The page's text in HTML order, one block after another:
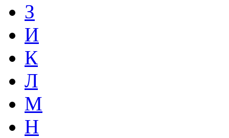
З
И
К
Л
М
Н